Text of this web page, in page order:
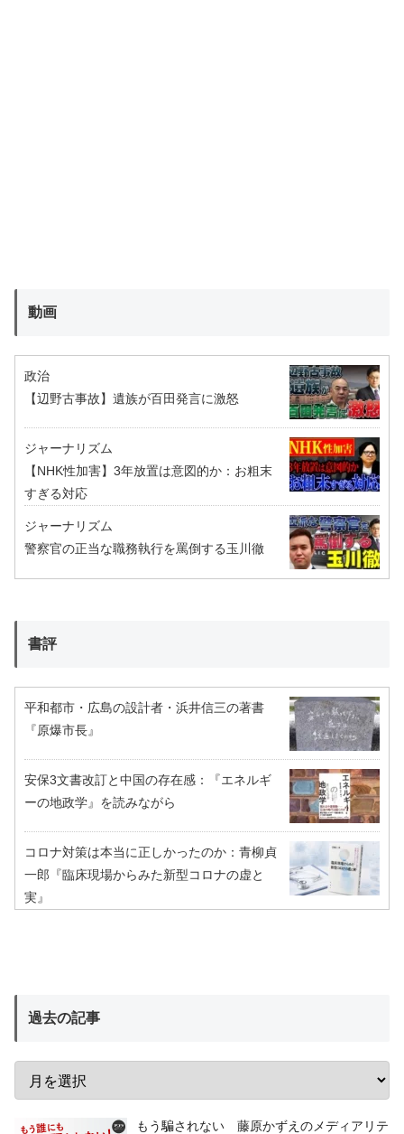
動画
政治
【辺野古事故】遺族が百田発言に激怒
ジャーナリズム
【NHK性加害】3年放置は意図的か：お粗末
すぎる対応
ジャーナリズム
警察官の正当な職務執行を罵倒する玉川徹
書評
平和都市・広島の設計者・浜井信三の著書
『原爆市長』
安保3文書改訂と中国の存在感：『エネルギ
ーの地政学』を読みながら
コロナ対策は本当に正しかったのか：青柳貞
一郎『臨床現場からみた新型コロナの虚と
実』
過去の記事
もう騙されない 藤原かずえのメディアリテ